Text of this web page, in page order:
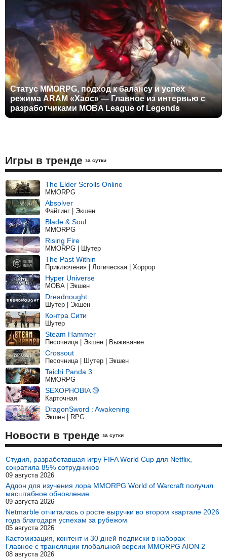
Статус MMORPG, подход к балансу и успех
режима ARAM «Хаос» — Главное из интервью с
разработчиками MOBA League of Legends
Игры в тренде за сутки
The Elder Scrolls Online
MMORPG
Absolver
Файтинг | Экшен
Blade & Soul
MMORPG
Rising Fire
MMORPG | Шутер
The Past Within
Приключения | Логическая | Хоррор
Hyper Universe
MOBA | Экшен
Dreadnought
Шутер | Экшен
Контра Сити
Шутер
Steam Hammer
Песочница | Экшен | Выживание
Crossout
Песочница | Шутер | Экшен
Taichi Panda 3
MMORPG
SEXOPHOBIA 🔞
Карточная
DragonSword : Awakening
Экшен | RPG
Новости в тренде за сутки
Студия, разработавшая игру FIFA World Cup для Netflix,
сократила 85% сотрудников
09 августа 2026
Аддон для изучения лора MMORPG World of Warcraft получил
масштабное обновление
09 августа 2026
Netmarble отчиталась о росте выручки во втором квартале 2026
года благодаря успехам за рубежом
05 августа 2026
Кастомизация, контент и 30 дней подписки в наборах —
Главное с трансляции глобальной версии MMORPG AION 2
08 августа 2026